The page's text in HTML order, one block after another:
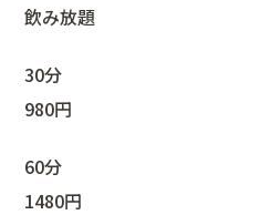
飲み放題
30分
980円
60分
1480円